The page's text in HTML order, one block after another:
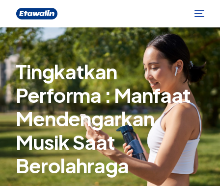
Tingkatkan
Performa : Manfaat
Mendengarkan
Musik Saat
Berolahraga